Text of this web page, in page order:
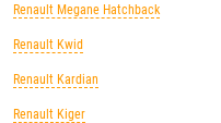
Renault Megane Hatchback
Renault Kwid
Renault Kardian
Renault Kiger